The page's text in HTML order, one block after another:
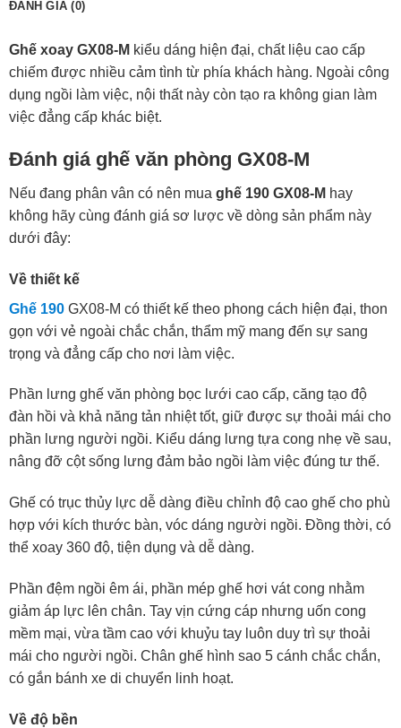
ĐÁNH GIÁ (0)
Ghế xoay GX08-M kiểu dáng hiện đại, chất liệu cao cấp
chiếm được nhiều cảm tình từ phía khách hàng. Ngoài công
dụng ngồi làm việc, nội thất này còn tạo ra không gian làm
việc đẳng cấp khác biệt.
Đánh giá ghế văn phòng GX08-M
Nếu đang phân vân có nên mua ghế 190 GX08-M hay
không hãy cùng đánh giá sơ lược về dòng sản phẩm này
dưới đây:
Về thiết kế
Ghế 190 GX08-M có thiết kế theo phong cách hiện đại, thon
gọn với vẻ ngoài chắc chắn, thẩm mỹ mang đến sự sang
trọng và đẳng cấp cho nơi làm việc.
Phần lưng ghế văn phòng bọc lưới cao cấp, căng tạo độ
đàn hồi và khả năng tản nhiệt tốt, giữ được sự thoải mái cho
phần lưng người ngồi. Kiểu dáng lưng tựa cong nhẹ về sau,
nâng đỡ cột sống lưng đảm bảo ngồi làm việc đúng tư thế.
Ghế có trục thủy lực dễ dàng điều chỉnh độ cao ghế cho phù
hợp với kích thước bàn, vóc dáng người ngồi. Đồng thời, có
thể xoay 360 độ, tiện dụng và dễ dàng.
Phần đệm ngồi êm ái, phần mép ghế hơi vát cong nhằm
giảm áp lực lên chân. Tay vịn cứng cáp nhưng uốn cong
mềm mại, vừa tầm cao với khuỷu tay luôn duy trì sự thoải
mái cho người ngồi. Chân ghế hình sao 5 cánh chắc chắn,
có gắn bánh xe di chuyển linh hoạt.
Về độ bền